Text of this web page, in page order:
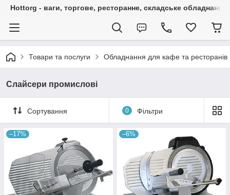
Hottorg - ваги, торгове, ресторанне, складське обладнання
Товари та послуги Обладнання для кафе та ресторанів
Слайсери промислові
Сортування 0 Фільтри
–17% –6%